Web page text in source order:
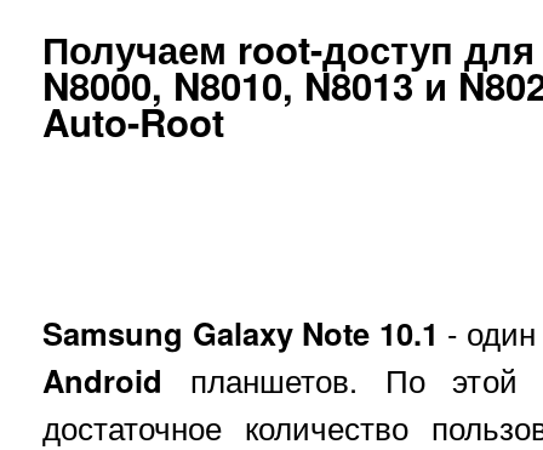
Получаем root-доступ
N8000, N8010, N8013 и
Auto-Root
Samsung Galaxy Note 10.1 -
Android планшетов. По этой
достаточное количество